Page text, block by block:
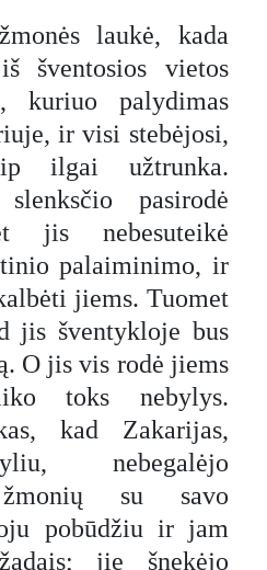
laukė, kada
šventosios vietos
kuriuo palydimas
ir visi stebėjosi,
ilgai užtrunka.
pasirodė
jis nebesuteikė
palaiminimo, ir
jiems. Tuomet
jis šventykloje bus
O jis vis rodė jiems
toks nebylys.
kad Zakarijas,
nebegalėjo
žmonių su savo
pobūdžiu ir jam
jie šnekėjo